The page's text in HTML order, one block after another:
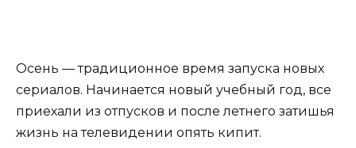
Осень — традиционное время запуска новых
сериалов. Начинается новый учебный год, все
приехали из отпусков и после летнего затишья
жизнь на телевидении опять кипит.